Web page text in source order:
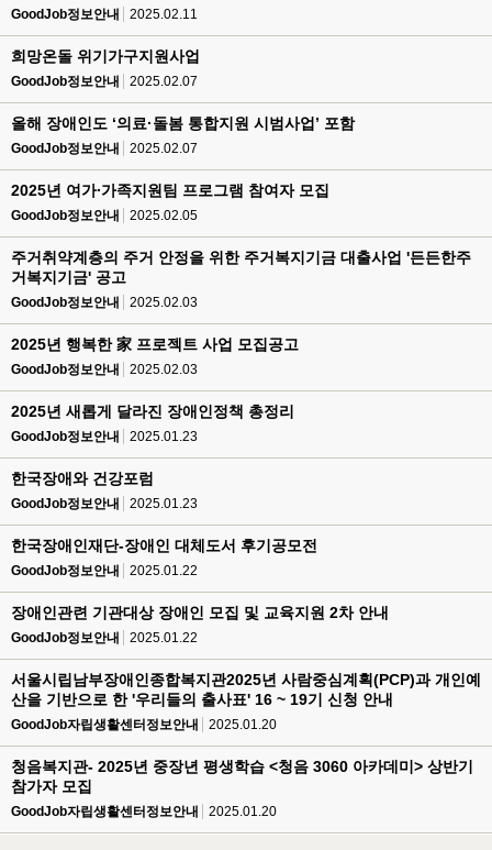
GoodJob정보안내 2025.02.11
희망온돌 위기가구지원사업
GoodJob정보안내 2025.02.07
올해 장애인도 ‘의료·돌봄 통합지원 시범사업’ 포함
GoodJob정보안내 2025.02.07
2025년 여가∙가족지원팀 프로그램 참여자 모집
GoodJob정보안내 2025.02.05
주거취약계층의 주거 안정을 위한 주거복지기금 대출사업 '든든한주
거복지기금' 공고
GoodJob정보안내 2025.02.03
2025년 행복한 家 프로젝트 사업 모집공고
GoodJob정보안내 2025.02.03
2025년 새롭게 달라진 장애인정책 총정리
GoodJob정보안내 2025.01.23
한국장애와 건강포럼
GoodJob정보안내 2025.01.23
한국장애인재단-장애인 대체도서 후기공모전
GoodJob정보안내 2025.01.22
장애인관련 기관대상 장애인 모집 및 교육지원 2차 안내
GoodJob정보안내 2025.01.22
서울시립남부장애인종합복지관2025년 사람중심계획(PCP)과 개인예
산을 기반으로 한 '우리들의 출사표' 16 ~ 19기 신청 안내
GoodJob자립생활센터정보안내 2025.01.20
청음복지관- 2025년 중장년 평생학습 <청음 3060 아카데미> 상반기
참가자 모집
GoodJob자립생활센터정보안내 2025.01.20